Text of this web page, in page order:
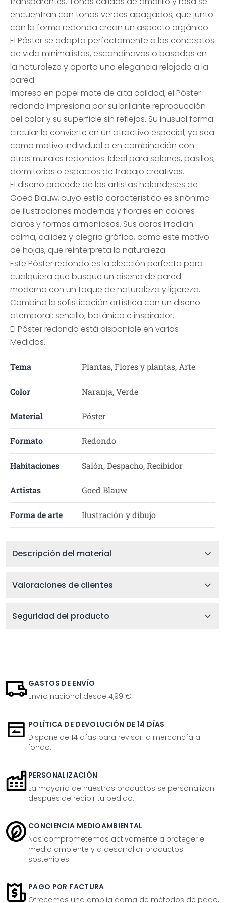
encuentran con tonos verdes apagados, que junto
con la forma redonda crean un aspecto orgánico.
El Póster se adapta perfectamente a los conceptos
de vida minimalistas, escandinavos o basados en
la naturaleza y aporta una elegancia relajada a la
pared.
Impreso en papel mate de alta calidad, el Póster
redondo impresiona por su brillante reproducción
del color y su superficie sin reflejos. Su inusual forma
circular lo convierte en un atractivo especial, ya sea
como motivo individual o en combinación con
otros murales redondos. Ideal para salones, pasillos,
dormitorios o espacios de trabajo creativos.
El diseño procede de los artistas holandeses de
Goed Blauw, cuyo estilo característico es sinónimo
de ilustraciones modernas y florales en colores
claros y formas armoniosas. Sus obras irradian
calma, calidez y alegría gráfica, como este motivo
de hojas, que reinterpreta la naturaleza.
Este Póster redondo es la elección perfecta para
cualquiera que busque un diseño de pared
moderno con un toque de naturaleza y ligereza.
Combina la sofisticación artística con un diseño
atemporal: sencillo, botánico e inspirador.
El Póster redondo está disponible en varias
Medidas.
Tema Plantas, Flores y plantas, Arte
Color Naranja, Verde
Material Póster
Formato Redondo
Habitaciones Salón, Despacho, Recibidor
Artistas Goed Blauw
Forma de arte Ilustración y dibujo
Descripción del material
Valoraciones de clientes
Seguridad del producto
GASTOS DE ENVÍO
Envío nacional desde 4,99 €.
POLÍTICA DE DEVOLUCIÓN DE 14 DÍAS
Dispone de 14 días para revisar la mercancía a
fondo.
PERSONALIZACIÓN
La mayoría de nuestros productos se personalizan
después de recibir tu pedido.
CONCIENCIA MEDIOAMBIENTAL
Nos comprometemos activamente a proteger el
medio ambiente y a desarrollar productos
sostenibles.
PAGO POR FACTURA
Ofrecemos una amplia gama de métodos de pago,